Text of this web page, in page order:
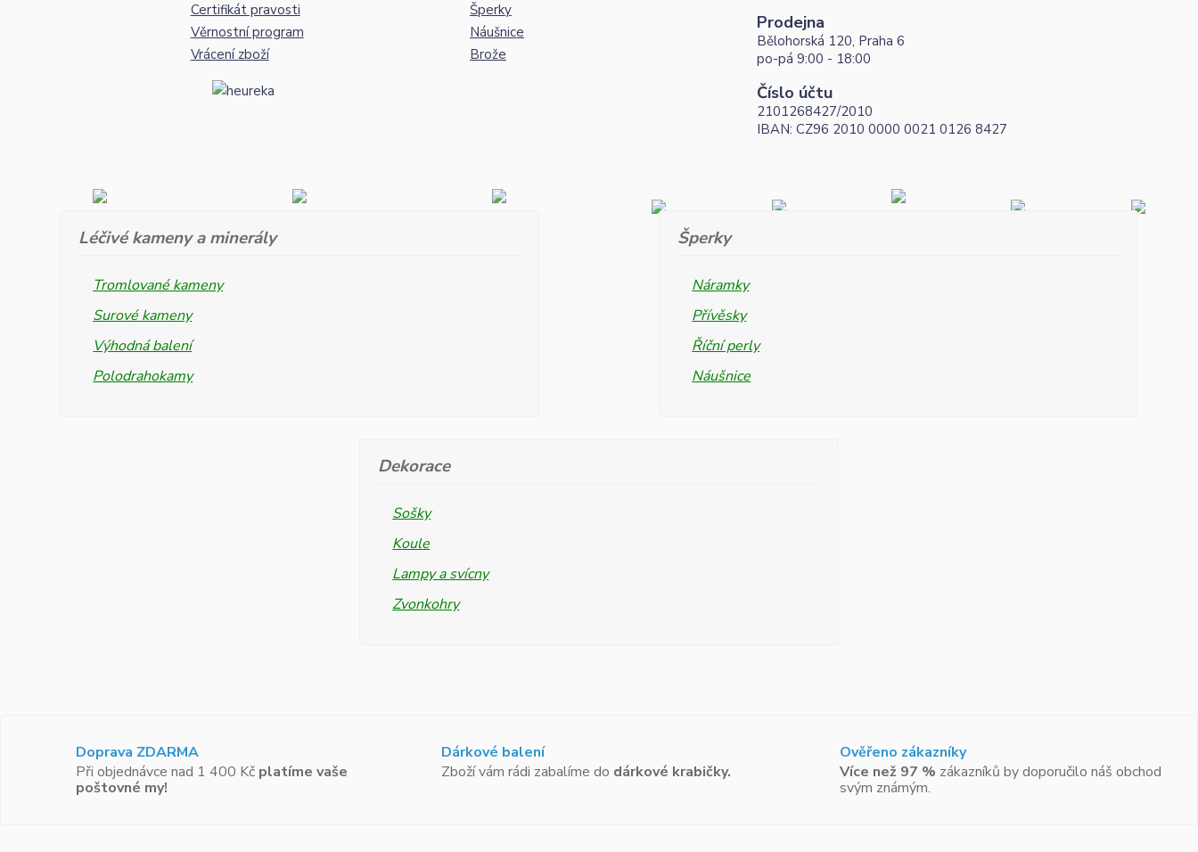
Certifikát pravosti
Věrnostní program
Vrácení zboží
Šperky
Náušnice
Brože
Prodejna
Bělohorská 120, Praha 6
po-pá 9:00 - 18:00
Číslo účtu
2101268427/2010
IBAN: CZ96 2010 0000 0021 0126 8427
Léčivé kameny a minerály
Tromlované kameny
Surové kameny
Výhodná balení
Polodrahokamy
Šperky
Náramky
Přívěsky
Říční perly
Náušnice
Dekorace
Sošky
Koule
Lampy a svícny
Zvonkohry
Doprava ZDARMA
Při objednávce nad 1 400 Kč platíme vaše
poštovné my!
Dárkové balení
Zboží vám rádi zabalíme do dárkové krabičky.
Ověřeno zákazníky
Více než 97 % zákazníků by doporučilo náš obchod
svým známým.